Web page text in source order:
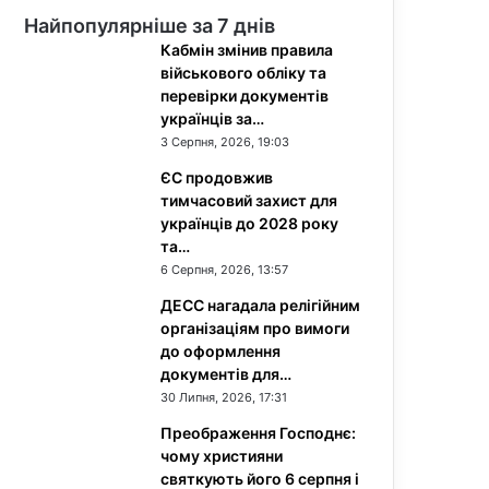
Найпопулярніше за 7 днів
Кабмін змінив правила
військового обліку та
перевірки документів
українців за…
3 Серпня, 2026, 19:03
ЄС продовжив
тимчасовий захист для
українців до 2028 року
та…
6 Серпня, 2026, 13:57
ДЕСС нагадала релігійним
організаціям про вимоги
до оформлення
документів для…
30 Липня, 2026, 17:31
Преображення Господнє:
чому християни
святкують його 6 серпня і